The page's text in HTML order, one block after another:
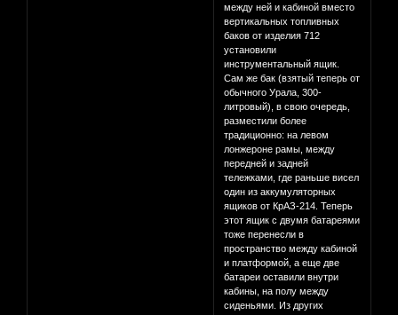
между ней и кабиной вместо
вертикальных топливных
баков от изделия 712
установили
инструментальный ящик.
Сам же бак (взятый теперь от
обычного Урала, 300-
литровый), в свою очередь,
разместили более
традиционно: на левом
лонжероне рамы, между
передней и задней
тележками, где раньше висел
один из аккумуляторных
ящиков от КрАЗ-214. Теперь
этот ящик с двумя батареями
тоже перенесли в
пространство между кабиной
и платформой, а еще две
батареи оставили внутри
кабины, на полу между
сиденьями. Из других